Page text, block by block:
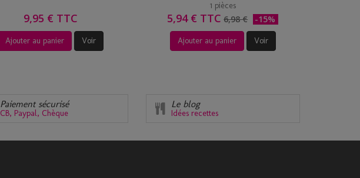
9,95 € TTC
Ajouter au panier Voir
1 pièces
5,94 € TTC 6,98 € -15%
Ajouter au panier Voir
Paiement sécurisé
CB, Paypal, Chèque
Le blog
Idées recettes